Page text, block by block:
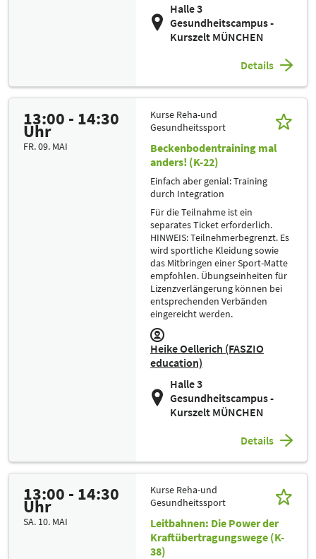
Halle 3
Gesundheitscampus -
Kurszelt MÜNCHEN
Details
13:00 - 14:30
Uhr
FR. 09. MAI
Kurse Reha-und
Gesundheitssport
Beckenbodentraining mal
anders! (K-22)
Einfach aber genial: Training
durch Integration
Für die Teilnahme ist ein
separates Ticket erforderlich.
HINWEIS: Teilnehmerbegrenzt. Es
wird sportliche Kleidung sowie
das Mitbringen einer Sport-Matte
empfohlen. Übungseinheiten für
Lizenzverlängerung können bei
entsprechenden Verbänden
eingereicht werden.
Heike Oellerich (FASZIO
education)
Halle 3
Gesundheitscampus -
Kurszelt MÜNCHEN
Details
13:00 - 14:30
Uhr
SA. 10. MAI
Kurse Reha-und
Gesundheitssport
Leitbahnen: Die Power der
Kraftübertragungswege (K-
38)